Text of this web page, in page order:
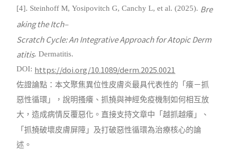
[4]. Steinhoff M, Yosipovitch G, Canchy L, et al. (2025). Bre
aking the Itch–
Scratch Cycle: An Integrative Approach for Atopic Derm
atitis. Dermatitis.
DOI: https://doi.org/10.1089/derm.2025.0021
佐證論點：本文聚焦異位性皮膚炎最具代表性的「癢－抓
惡性循環」，說明搔癢、抓撓與神經免疫機制如何相互放
大，造成病情反覆惡化。直接支持文章中「越抓越癢」、
「抓撓破壞皮膚屏障」及打破惡性循環為治療核心的論
述。